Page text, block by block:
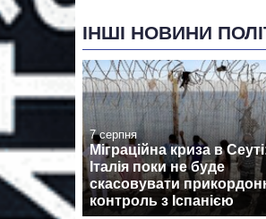
ІНШІ НОВИНИ
7 серпня
Міграційна криза в
Італія поки не буде
скасовувати
контроль з Іспанією